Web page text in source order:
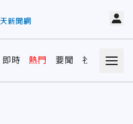
即時 熱門 要聞 社會 娛樂